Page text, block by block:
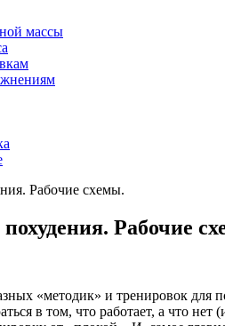
массы
Рабочие
«методик» и тренировок для
в том, что работает, а что